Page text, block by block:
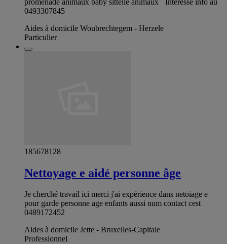
0493307845
Aides à domicile Woubrechtegem - Herzele
Particulier
185678128
Nettoyage e aidé personne âge
Je cherché travail ici merci j'ai expérience dans netoiage e
pour garde personne age enfants aussi num contact cest
0489172452
Aides à domicile Jette - Bruxelles-Capitale
Professionnel